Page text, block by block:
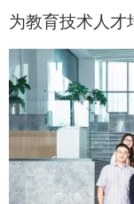
为教育技术人才